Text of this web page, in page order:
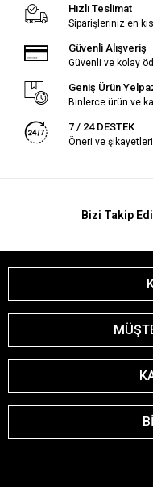
Hızlı Teslimat
Siparişleriniz en
Güvenli Alışveriş
Güvenli ve kolay
Geniş Ürün
Binlerce ürün ve
7 / 24 DESTEK
Öneri ve
Bizi Takip